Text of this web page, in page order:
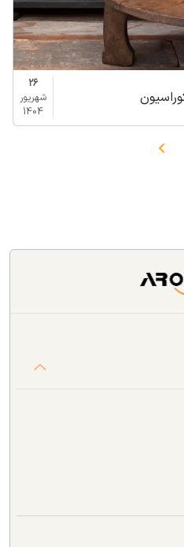
26
شهریور
1404